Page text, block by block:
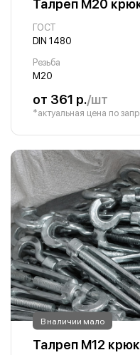
Талреп М20
ГОСТ
DIN 1480
Резьба
М20
от 361 р./шт
*актуальная цена по
В наличии мало
Талреп М12